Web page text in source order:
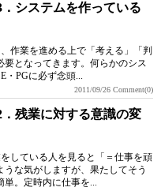
システムを作っている
作業を進める上で「考える」「判
となってきます。何らかのシス
・PGに必ず念頭...
2011/09/26 Comment(0)
残業に対する意識の変
している人を見ると「＝仕事を頑
な気がしますが、果たしてそう
。定時内に仕事を...